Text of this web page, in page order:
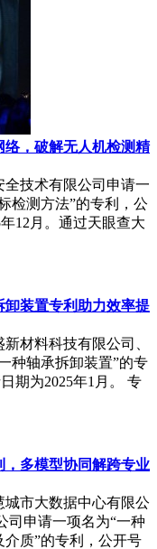
，破解无人机检测精
技术有限公司申请一
检测方法”的专利，公
12月。通过天眼查大
装置专利助力效率提
材料科技有限公司、
种轴承拆卸装置”的专
期为2025年1月。 专
多模型协同解跨专业
城市大数据中心有限公
司申请一项名为“一种
质”的专利，公开号